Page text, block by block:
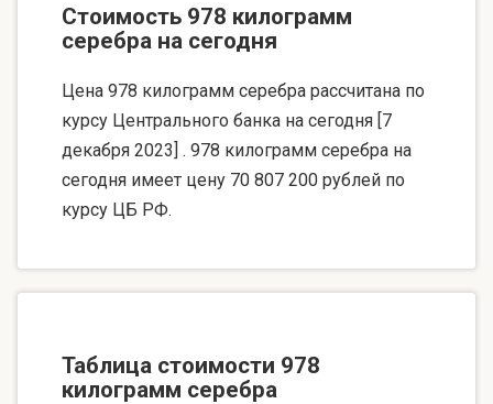
Стоимость 978 килограмм
серебра на сегодня
Цена 978 килограмм серебра рассчитана по
курсу Центрального банка на сегодня [7
декабря 2023] . 978 килограмм серебра на
сегодня имеет цену 70 807 200 рублей по
курсу ЦБ РФ.
Таблица стоимости 978
килограмм серебра